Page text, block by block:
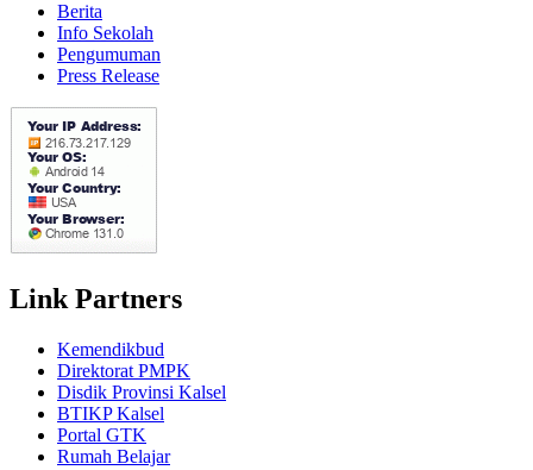
Berita
Info Sekolah
Pengumuman
Press Release
Link Partners
Kemendikbud
Direktorat PMPK
Disdik Provinsi Kalsel
BTIKP Kalsel
Portal GTK
Rumah Belajar